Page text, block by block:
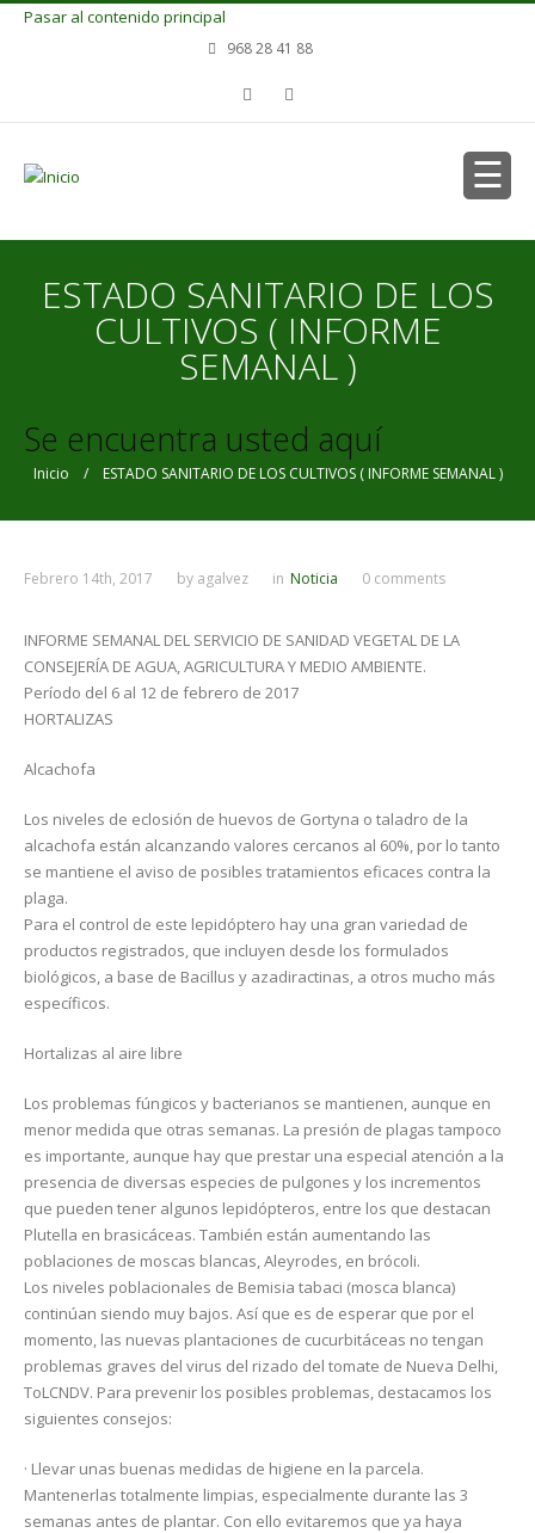
Pasar al contenido principal
968 28 41 88
ESTADO SANITARIO DE LOS
CULTIVOS ( INFORME
SEMANAL )
Se encuentra usted aquí
Inicio / ESTADO SANITARIO DE LOS CULTIVOS ( INFORME SEMANAL )
Febrero 14th, 2017 by agalvez in Noticia 0 comments
INFORME SEMANAL DEL SERVICIO DE SANIDAD VEGETAL DE LA
CONSEJERÍA DE AGUA, AGRICULTURA Y MEDIO AMBIENTE.
Período del 6 al 12 de febrero de 2017
HORTALIZAS
Alcachofa
Los niveles de eclosión de huevos de Gortyna o taladro de la
alcachofa están alcanzando valores cercanos al 60%, por lo tanto
se mantiene el aviso de posibles tratamientos eficaces contra la
plaga.
Para el control de este lepidóptero hay una gran variedad de
productos registrados, que incluyen desde los formulados
biológicos, a base de Bacillus y azadiractinas, a otros mucho más
específicos.
Hortalizas al aire libre
Los problemas fúngicos y bacterianos se mantienen, aunque en
menor medida que otras semanas. La presión de plagas tampoco
es importante, aunque hay que prestar una especial atención a la
presencia de diversas especies de pulgones y los incrementos
que pueden tener algunos lepidópteros, entre los que destacan
Plutella en brasicáceas. También están aumentando las
poblaciones de moscas blancas, Aleyrodes, en brócoli.
Los niveles poblacionales de Bemisia tabaci (mosca blanca)
continúan siendo muy bajos. Así que es de esperar que por el
momento, las nuevas plantaciones de cucurbitáceas no tengan
problemas graves del virus del rizado del tomate de Nueva Delhi,
ToLCNDV. Para prevenir los posibles problemas, destacamos los
siguientes consejos:
· Llevar unas buenas medidas de higiene en la parcela.
Mantenerlas totalmente limpias, especialmente durante las 3
semanas antes de plantar. Con ello evitaremos que ya haya